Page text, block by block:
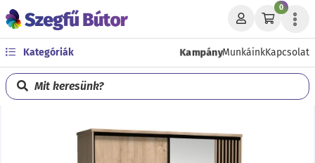
0
Kategóriák KampányMunkáinkKapcsolat
Mit keresünk?